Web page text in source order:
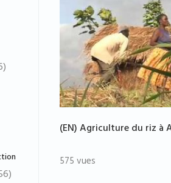
(EN) Agriculture du riz à
575 vues